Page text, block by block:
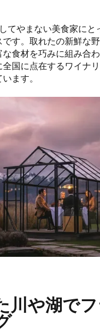
てやまない美食家にと
す。取れたの新鮮な
食材を巧みに組み合
国に点在するワイナ
ます。
川や湖で